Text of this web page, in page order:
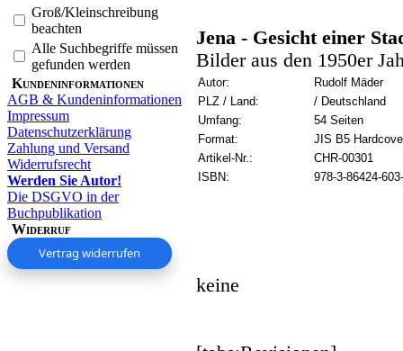
Groß/Kleinschreibung
beachten
Alle Suchbegriffe müssen
gefunden werden
Kundeninformationen
AGB & Kundeninformationen
Impressum
Datenschutzerklärung
Zahlung und Versand
Widerrufsrecht
Werden Sie Autor!
Die DSGVO in der
Buchpublikation
Widerruf
Vertrag widerrufen
Jena - Gesicht einer
Bilder aus den 1950er
Autor:
Rudolf Mäder
PLZ / Land:
/ Deutschland
Umfang:
54 Seiten
Format:
JIS B5
Artikel-Nr.:
CHR-00301
ISBN:
978-3-86424-
keine